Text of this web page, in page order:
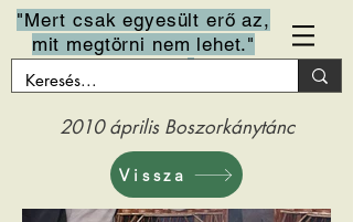
"Mert csak egyesült erő az,
mit megtörni nem lehet."
2010 április Boszorkánytánc
Vissza